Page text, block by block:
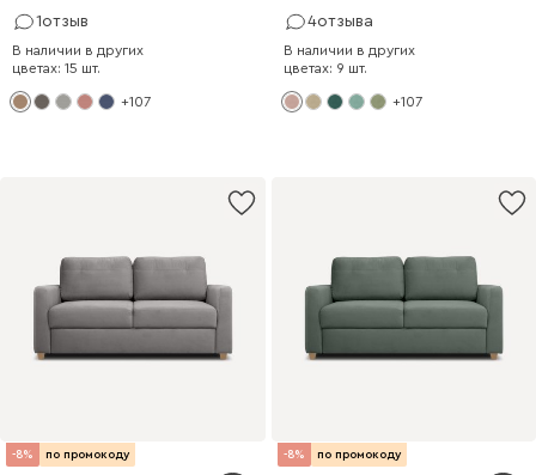
1отзыв
В наличии в других
цветах: 15 шт.
+107
4отзыва
В наличии в других
цветах: 9 шт.
+107
-8% по промокоду -8% по промокоду